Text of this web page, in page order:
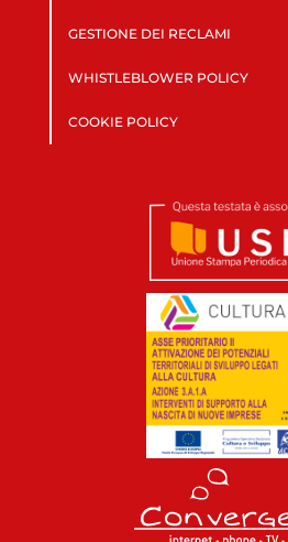
GESTIONE DEI RECLAMI
WHISTLEBLOWER POLICY
COOKIE POLICY